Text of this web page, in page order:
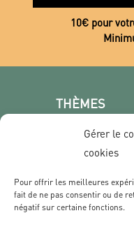
Gérer le
cookies
Pour offrir les meilleures
fait de ne pas consentir ou de
négatif sur certaine fonctions.
10€ pour
THÈMES
Poster photo
Les villes
Film & Série